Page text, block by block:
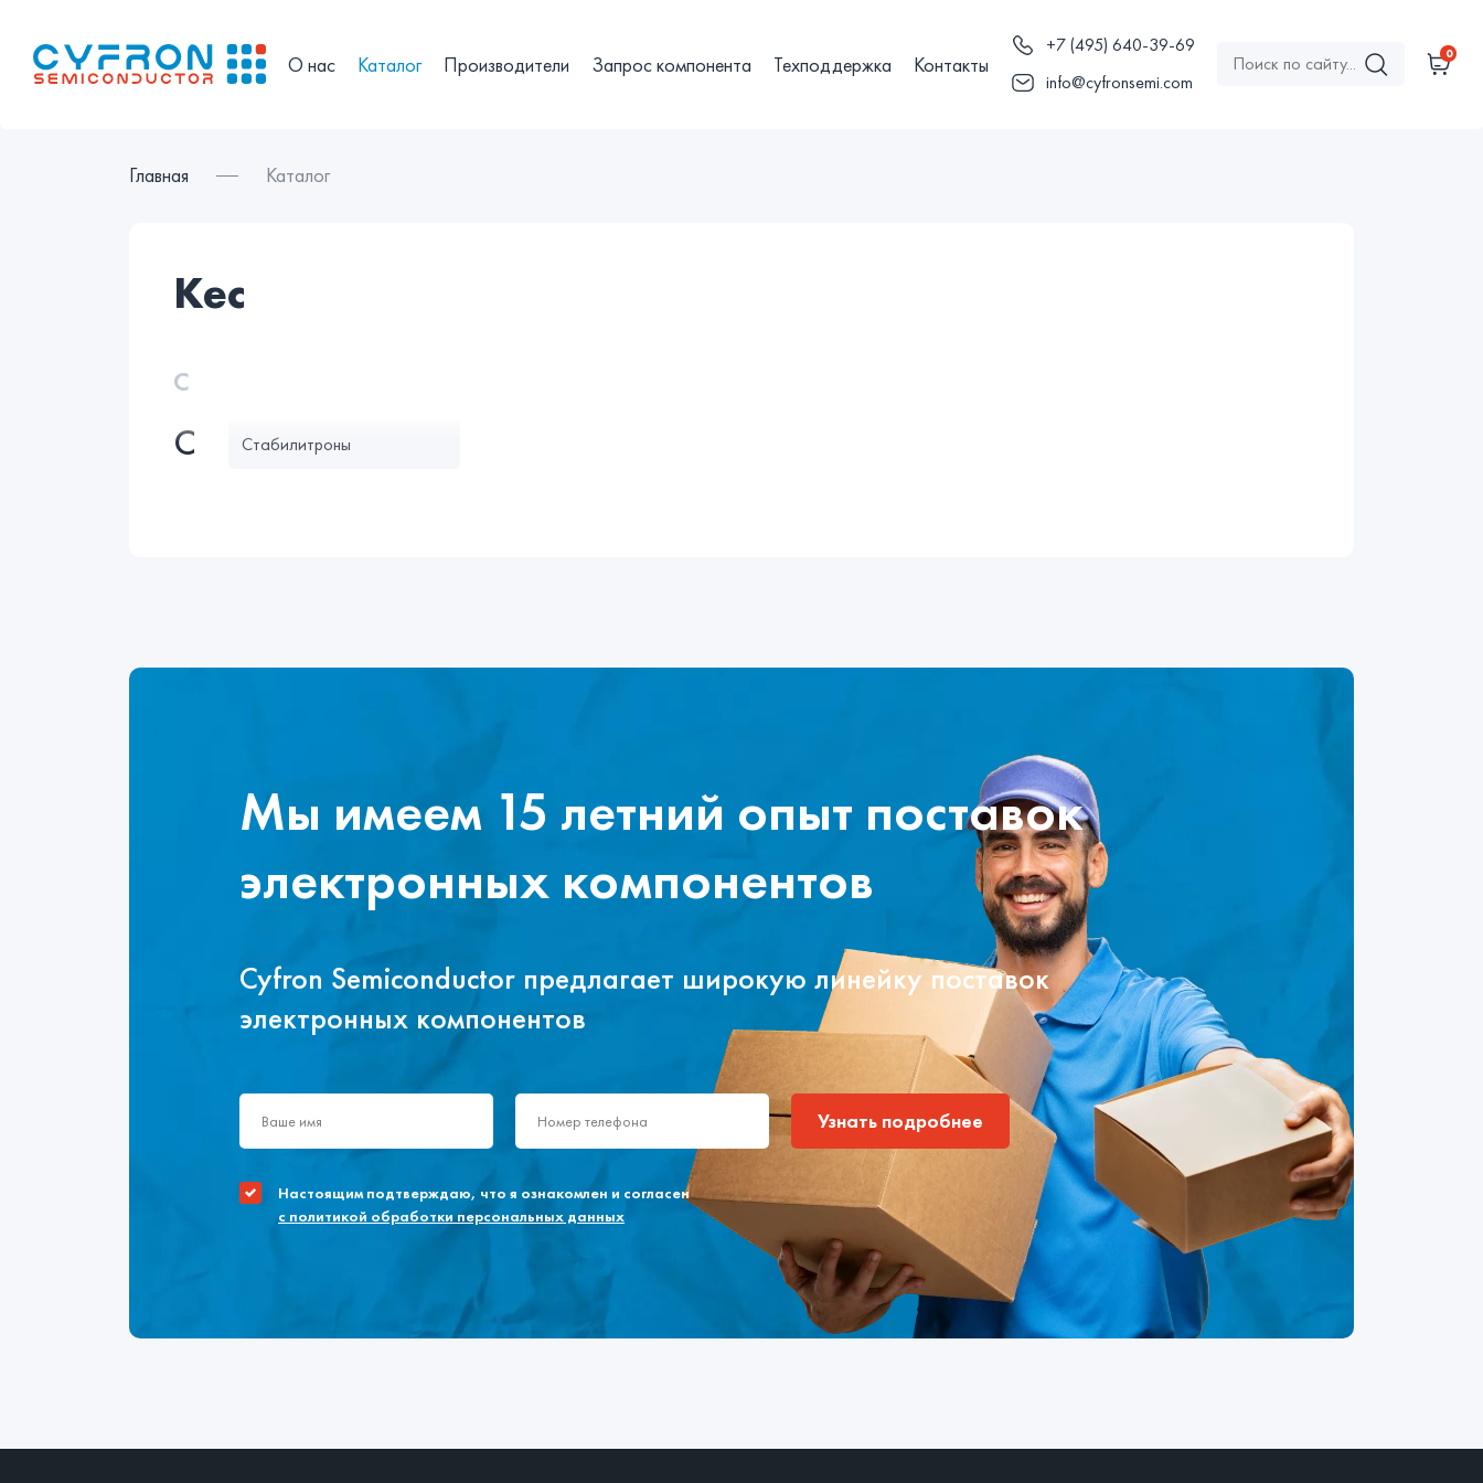
О нас Каталог Производители Запрос компонента Техподдержка Контакты
+7 (495) 640-39-69
info@cyfronsemi.com
0
Главная Каталог
kec
С
С Стабилитроны
Мы имеем 15 летний опыт поставок
электронных компонентов
Cyfron Semiconductor предлагает широкую линейку поставок
электронных компонентов
Узнать подробнее
Настоящим подтверждаю, что я ознакомлен и согласен
с политикой обработки персональных данных